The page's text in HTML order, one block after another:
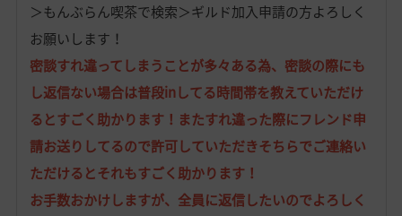
＞もんぶらん喫茶で検索＞ギルド加入申請の方よろしく
お願いします！
密談すれ違ってしまうことが多々ある為、密談の際にも
し返信ない場合は普段inしてる時間帯を教えていただけ
るとすごく助かります！またすれ違った際にフレンド申
請お送りしてるので許可していただきそちらでご連絡い
ただけるとそれもすごく助かります！
お手数おかけしますが、全員に返信したいのでよろしく